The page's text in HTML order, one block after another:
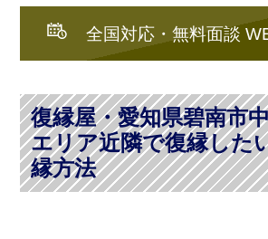
全国対応・無料面談
復縁屋・愛知県碧南市
エリア近隣で復縁した
縁方法